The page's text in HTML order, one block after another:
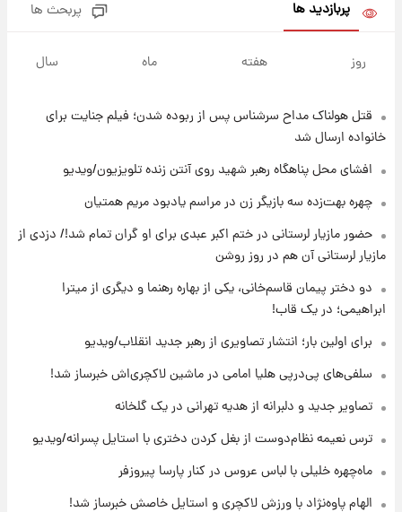
پول به معشوقه با درآمد یوفا
۱۹ ساعت پیش
۱۹ ساعت پیش
پی رفتن رامین رضاییان+ عکس
۲۰ ساعت پیش
۲۰ ساعت پیش
با قدرتمندترین و بادوام ترین تانک جهان آشنا
شوید+ فیلم
۲۱ ساعت پیش
پربازدید ها پربحث ها
روز هفته ماه سال
قتل هولناک مداح سرشناس پس از ربوده شدن؛ فیلم جنایت برای
خانواده ارسال شد
افشای محل پناهگاه‌ رهبر شهید روی آنتن زنده تلویزیون/ویدیو
چهره بهت‌زده سه بازیگر زن در مراسم یادبود مریم همتیان
حضور مازیار لرستانی در ختم اکبر عبدی برای او گران تمام شد!/ دزدی از
مازیار لرستانی آن هم در روز روشن
دو دختر پیمان قاسم‌خانی، یکی از بهاره رهنما و دیگری از میترا
ابراهیمی؛ در یک قاب!
برای اولین بار؛ انتشار تصاویری از رهبر جدید انقلاب/ویدیو
سلفی‌های پی‌درپی هلیا امامی در ماشین لاکچری‌اش خبرساز شد!
تصاویر جدید و دلبرانه از هدیه تهرانی در یک گلخانه
ترس نعیمه نظام‌دوست از بغل کردن دختری با استایل پسرانه/ویدیو
ماه‌چهره خلیلی با لباس عروس در کنار پارسا پیروزفر
الهام پاوه‌نژاد با ورزش لاکچری و استایل خاصش خبرساز شد!